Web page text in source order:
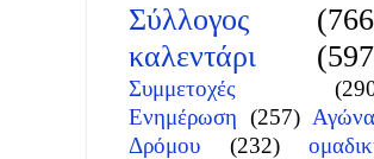
Σύλλογος
καλεντάρι
Συμμετοχές
Ενημέρωση (257)
Δρόμου
(232)